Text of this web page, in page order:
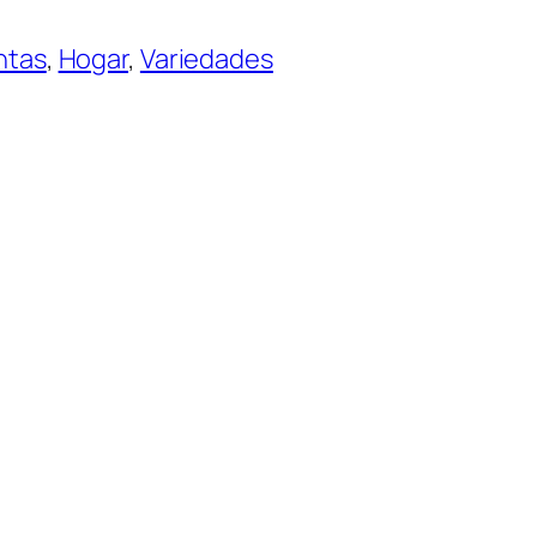
, Hogar, Variedades